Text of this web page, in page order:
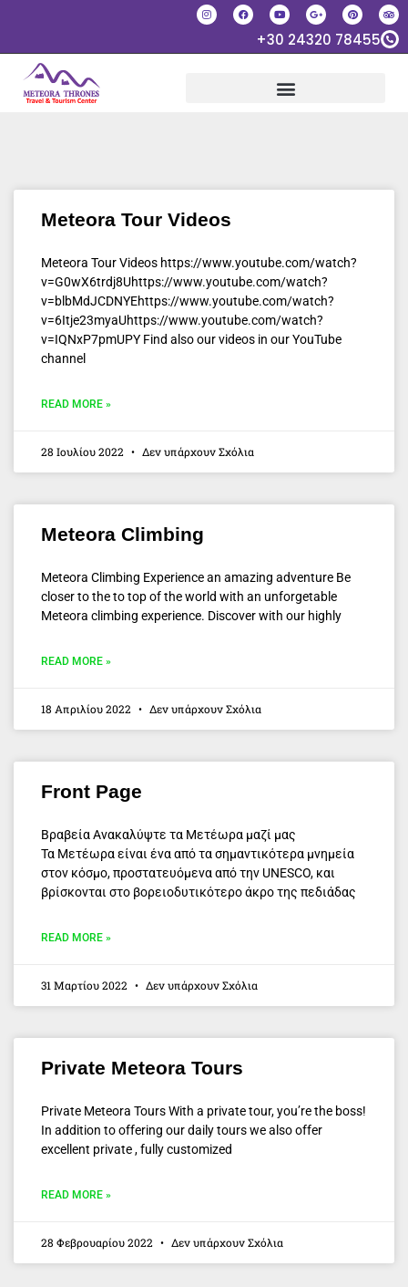
+30 24320 78455
Meteora Tour Videos
Meteora Tour Videos https://www.youtube.com/watch?
v=G0wX6trdj8Uhttps://www.youtube.com/watch?
v=blbMdJCDNYEhttps://www.youtube.com/watch?
v=6Itje23myaUhttps://www.youtube.com/watch?
v=IQNxP7pmUPY Find also our videos in our YouTube
channel
READ MORE »
28 Ιουλίου 2022 Δεν υπάρχουν Σχόλια
Meteora Climbing
Meteora Climbing Experience an amazing adventure Be
closer to the to top of the world with an unforgetable
Meteora climbing experience. Discover with our highly
READ MORE »
18 Απριλίου 2022 Δεν υπάρχουν Σχόλια
Front Page
Βραβεία Ανακαλύψτε τα Μετέωρα μαζί μας
Τα Μετέωρα είναι ένα από τα σημαντικότερα μνημεία
στον κόσμο, προστατευόμενα από την UNESCO, και
βρίσκονται στο βορειοδυτικότερο άκρο της πεδιάδας
READ MORE »
31 Μαρτίου 2022 Δεν υπάρχουν Σχόλια
Private Meteora Tours
Private Meteora Tours With a private tour, you’re the boss!
In addition to offering our daily tours we also offer
excellent private , fully customized
READ MORE »
28 Φεβρουαρίου 2022 Δεν υπάρχουν Σχόλια